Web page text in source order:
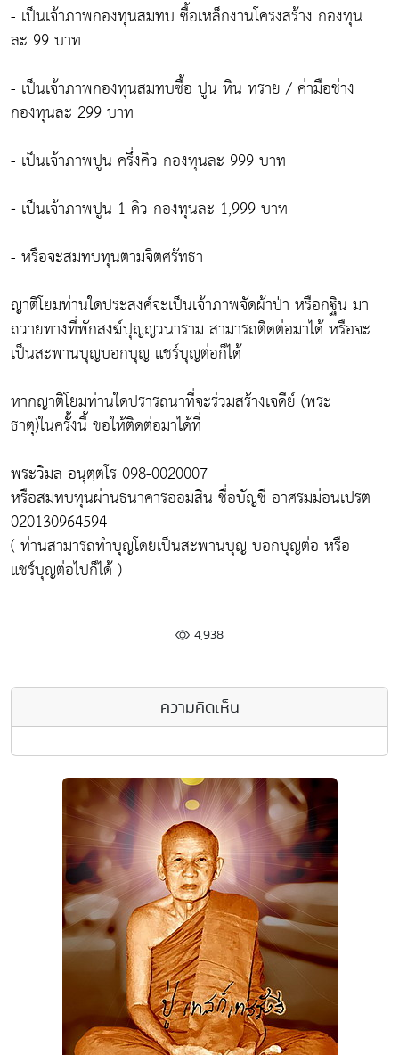
- เป็นเจ้าภาพกองทุนสมทบ ซื้อเหล็กงานโครงสร้าง กองทุน
ละ 99 บาท
- เป็นเจ้าภาพกองทุนสมทบซื้อ ปูน หิน ทราย / ค่ามือช่าง
กองทุนละ 299 บาท
- เป็นเจ้าภาพปูน ครึ่งคิว กองทุนละ 999 บาท
⁃ เป็นเจ้าภาพปูน 1 คิว กองทุนละ 1,999 บาท
- หรือจะสมทบทุนตามจิตศรัทธา
ญาติโยมท่านใดประสงค์จะเป็นเจ้าภาพจัดผ้าป่า หรือกฐิน มา
ถวายทางที่พักสงฆ์ปุญญวนาราม สามารถติดต่อมาได้ หรือจะ
เป็นสะพานบุญบอกบุญ แชร์บุญต่อก็ได้
หากญาติโยมท่านใดปรารถนาที่จะร่วมสร้างเจดีย์ (พระ
ธาตุ)ในครั้งนี้ ขอให้ติดต่อมาได้ที่
พระวิมล อนุตฺตโร 098-0020007
หรือสมทบทุนผ่านธนาคารออมสิน ชื่อบัญชี อาศรมม่อนเปรต
020130964594
( ท่านสามารถทำบุญโดยเป็นสะพานบุญ บอกบุญต่อ หรือ
แชร์บุญต่อไปก็ได้ )
4,938
ความคิดเห็น